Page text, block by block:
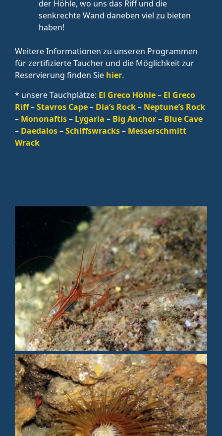
der Höhle, wo uns das Riff und die
senkrechte Wand daneben viel zu bieten
haben!
Weitere Informationen zu unseren Programmen
für zertifizierte Taucher und die Möglichkeit zur
Reservierung finden Sie hier.
* unsere Tauchplätze: El Greco Höhle– El Greco
Riff–Stavros Cape– Dia’s Rock– Neptune’s Rock
– Mononaftis– Lygaria – Big Anchor– Blue Cave
– Daedalos–Schiffswracks– Messerschmitt
Wrack